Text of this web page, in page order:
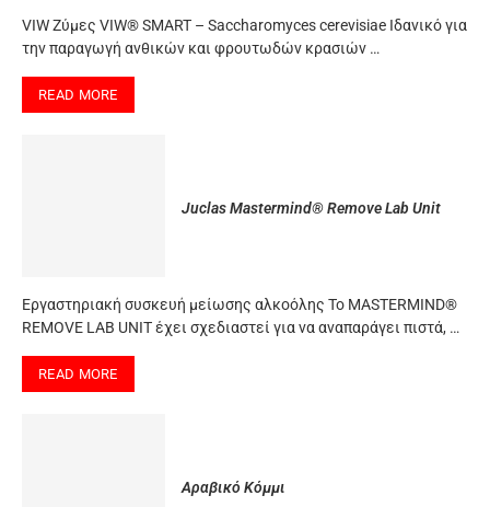
VIW Ζύμες VIW® SMART – Saccharomyces cerevisiae Ιδανικό για
την παραγωγή ανθικών και φρουτωδών κρασιών …
READ MORE
Juclas Mastermind® Remove Lab Unit
Εργαστηριακή συσκευή μείωσης αλκοόλης Το MASTERMIND®
REMOVE LAB UNIT έχει σχεδιαστεί για να αναπαράγει πιστά, …
READ MORE
Αραβικό Κόμμι